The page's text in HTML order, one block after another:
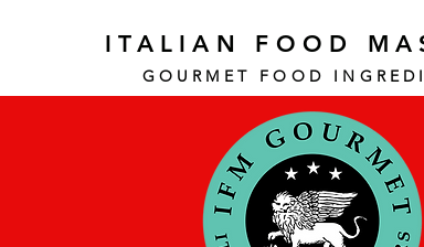
ITALIAN FOOD
GOURMET FOOD INGREDI